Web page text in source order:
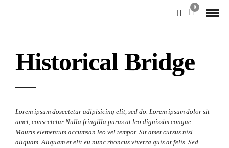
0
Historical Bridge
Lorem ipsum dosectetur adipisicing elit, sed do. Lorem ipsum dolor sit
amet, consectetur Nulla fringilla purus at leo dignissim congue.
Mauris elementum accumsan leo vel tempor. Sit amet cursus nisl
aliquam. Aliquam et elit eu nunc rhoncus viverra quis at felis. Sed